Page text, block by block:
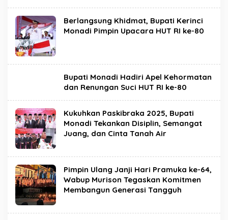
Berlangsung Khidmat, Bupati Kerinci
Monadi Pimpin Upacara HUT RI ke-80
Bupati Monadi Hadiri Apel Kehormatan
dan Renungan Suci HUT RI ke-80
Kukuhkan Paskibraka 2025, Bupati
Monadi Tekankan Disiplin, Semangat
Juang, dan Cinta Tanah Air
Pimpin Ulang Janji Hari Pramuka ke-64,
Wabup Murison Tegaskan Komitmen
Membangun Generasi Tangguh